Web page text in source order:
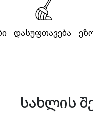
დასუფთავება
სახლის